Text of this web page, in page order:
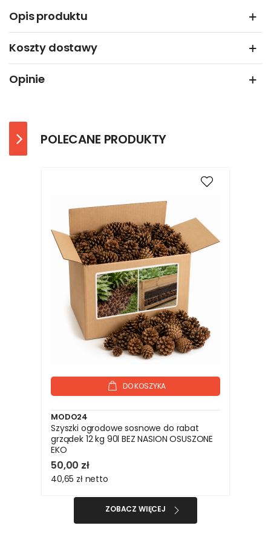
Opis produktu
Koszty dostawy
Opinie
POLECANE PRODUKTY
DO KOSZYKA
MODO24
Szyszki ogrodowe sosnowe do rabat
grządek 12 kg 90l BEZ NASION OSUSZONE
EKO
50,00 zł
40,65 zł netto
ZOBACZ WIĘCEJ